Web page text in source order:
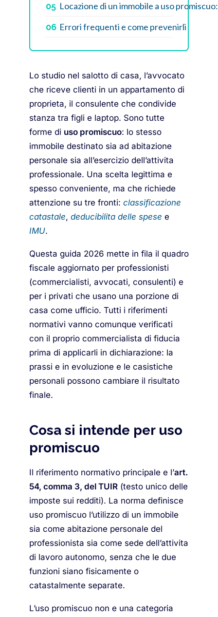
05 Locazione di un immobile a uso
06 Errori frequenti e come prevenirli
Lo studio nel salotto di casa, l’avvocato
che riceve clienti in un appartamento di
proprieta, il consulente che condivide
stanza tra figli e laptop. Sono tutte
forme di uso promiscuo: lo stesso
immobile destinato sia ad abitazione
personale sia all’esercizio dell’attivita
professionale. Una scelta legittima e
spesso conveniente, ma che richiede
attenzione su tre fronti: classificazione
catastale, deducibilita delle spese e
IMU.
Questa guida 2026 mette in fila il quadro
fiscale aggiornato per professionisti
(commercialisti, avvocati, consulenti) e
per i privati che usano una porzione di
casa come ufficio. Tutti i riferimenti
normativi vanno comunque verificati
con il proprio commercialista di fiducia
prima di applicarli in dichiarazione: la
prassi e in evoluzione e le casistiche
personali possono cambiare il risultato
finale.
Cosa si intende per uso
promiscuo
Il riferimento normativo principale e l’art.
54, comma 3, del TUIR (testo unico delle
imposte sui redditi). La norma definisce
uso promiscuo l’utilizzo di un immobile
sia come abitazione personale del
professionista sia come sede dell’attivita
di lavoro autonomo, senza che le due
funzioni siano fisicamente o
catastalmente separate.
L’uso promiscuo non e una categoria